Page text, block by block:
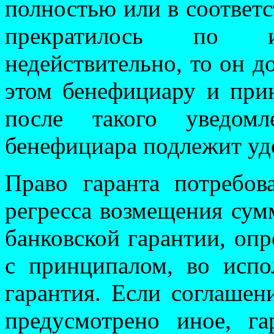
полностью или в
прекратилось по
недействительно, то он
этом бенефициару и
после такого
бенефициара подлежит
Право гаранта
регресса возмещения
банковской гарантии,
с принципалом, во
гарантия. Если
предусмотрено иное,